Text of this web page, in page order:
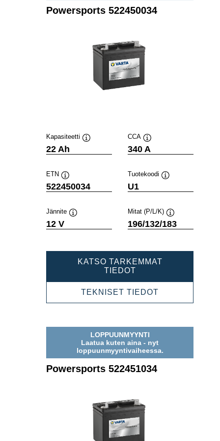
Powersports 522450034
Kapasiteetti
22 Ah
CCA
Työkaluvihje
340 A
ETN
Työkaluvihje
522450034
Tuotekoodi
U1
Jännite
12 V
Mitat (P/L/K)
Työkaluvihje
196/132/183
KATSO TARKEMMAT
TIEDOTPOWERSPORTS
TEKNISET TIEDOT
LOPPUUNMYYNTI
Laatua kuten aina - nyt
loppuunmyyntivaiheessa.
Powersports 522451034